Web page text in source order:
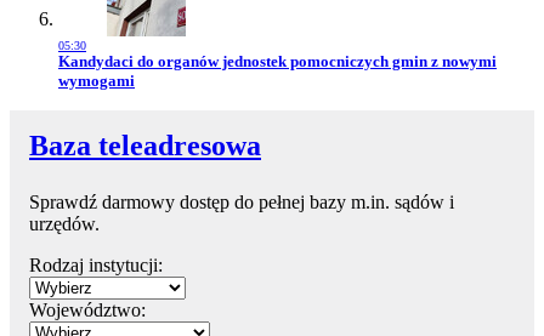
05:30
Przejdź do artykułu:
Kandydaci do organów jednostek pomocniczych gmin z nowymi
wymogami
Baza teleadresowa
Sprawdź darmowy dostęp do pełnej bazy m.in. sądów i
urzędów.
Rodzaj instytucji:
Województwo: